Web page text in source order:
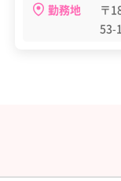
勤務地
〒
53-